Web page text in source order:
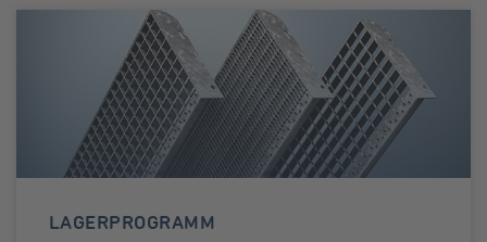
LAGERPROGRAMM